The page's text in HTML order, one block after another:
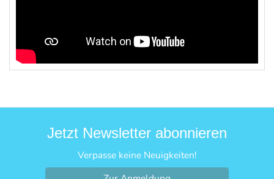
Jetzt Newsletter abonnieren
Verpasse keine Neuigkeiten!